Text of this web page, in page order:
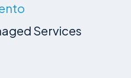
Services